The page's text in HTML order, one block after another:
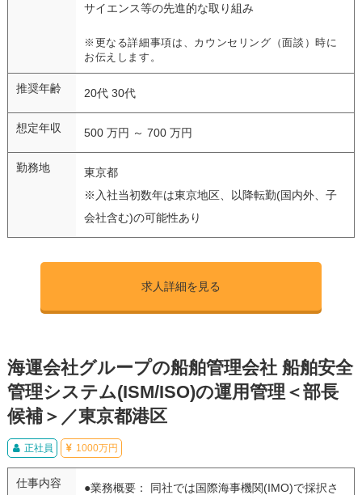
サイエンス等の先進的な取り組み
※更なる詳細事項は、カウンセリング（面談）時に
お伝えします。
推奨年齢 20代 30代
想定年収 500 万円 ～ 700 万円
勤務地
東京都
※入社当初数年は東京地区、以降転勤(国内外、子
会社含む)の可能性あり
求人詳細を見る
海運会社グループの船舶管理会社 船舶安全
管理システム(ISM/ISO)の運用管理＜部長
候補＞／東京都港区
正社員 1000万円
仕事内容
●業務概要： 同社では国際海事機関(IMO)で採択さ